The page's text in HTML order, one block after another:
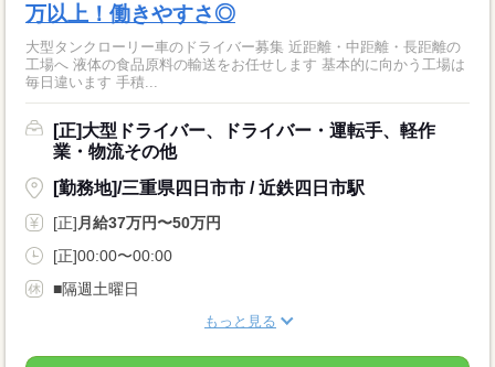
万以上！働きやすさ◎
大型タンクローリー車のドライバー募集 近距離・中距離・長距離の
工場へ 液体の食品原料の輸送をお任せします 基本的に向かう工場は
毎日違います 手積...
[正]大型ドライバー、ドライバー・運転手、軽作
業・物流その他
[勤務地]/三重県四日市市 / 近鉄四日市駅
[正] 月給37万円〜50万円
[正]00:00〜00:00
■隔週土曜日
もっと見る